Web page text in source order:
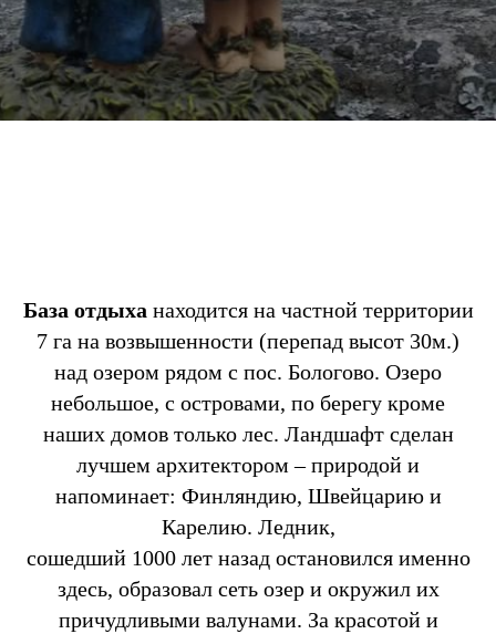
База отдыха находится на частной территории
7 га на возвышенности (перепад высот 30м.)
над озером рядом с пос. Бологово. Озеро
небольшое, с островами, по берегу кроме
наших домов только лес. Ландшафт сделан
лучшем архитектором – природой и
напоминает: Финляндию, Швейцарию и
Карелию. Ледник,
сошедший 1000 лет назад остановился именно
здесь, образовал сеть озер и окружил их
причудливыми валунами. За красотой и